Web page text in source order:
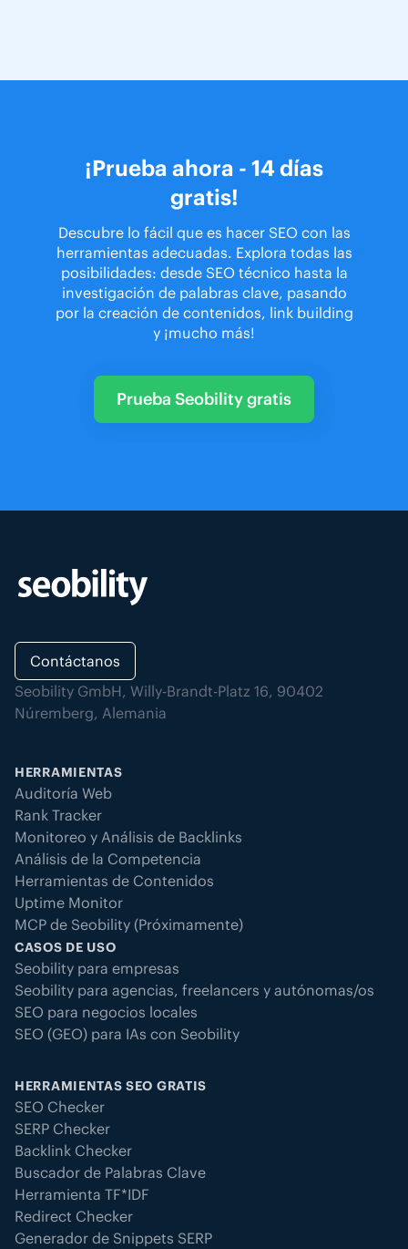
¡Prueba ahora - 14 días
gratis!
Descubre lo fácil que es hacer SEO con las
herramientas adecuadas. Explora todas las
posibilidades: desde SEO técnico hasta la
investigación de palabras clave, pasando
por la creación de contenidos, link building
y ¡mucho más!
Prueba Seobility gratis
Contáctanos
Seobility GmbH, Willy-Brandt-Platz 16, 90402
Núremberg, Alemania
HERRAMIENTAS
Auditoría Web
Rank Tracker
Monitoreo y Análisis de Backlinks
Análisis de la Competencia
Herramientas de Contenidos
Uptime Monitor
MCP de Seobility (Próximamente)
CASOS DE USO
Seobility para empresas
Seobility para agencias, freelancers y autónomas/os
SEO para negocios locales
SEO (GEO) para IAs con Seobility
HERRAMIENTAS SEO GRATIS
SEO Checker
SERP Checker
Backlink Checker
Buscador de Palabras Clave
Herramienta TF*IDF
Redirect Checker
Generador de Snippets SERP